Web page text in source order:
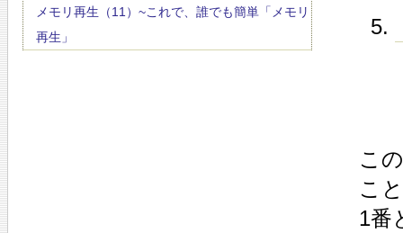
メモリ再生（11）~これで、誰でも簡単「メモリ
再生」
こ
こ
1番